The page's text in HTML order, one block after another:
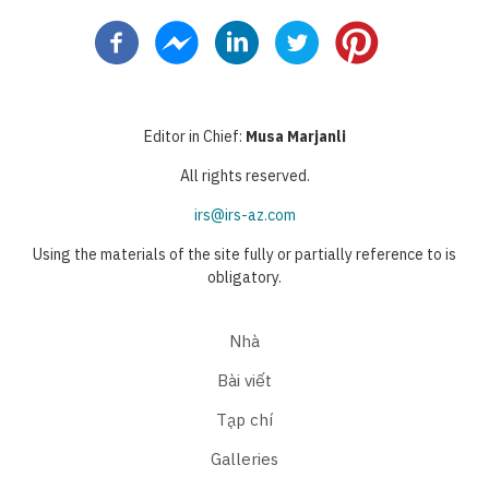
thời
Editor in Chief: Musa Marjanli
All rights reserved.
irs@irs-az.com
Using the materials of the site fully or partially reference to is
obligatory.
Nhà
Bài viết
Tạp chí
Galleries